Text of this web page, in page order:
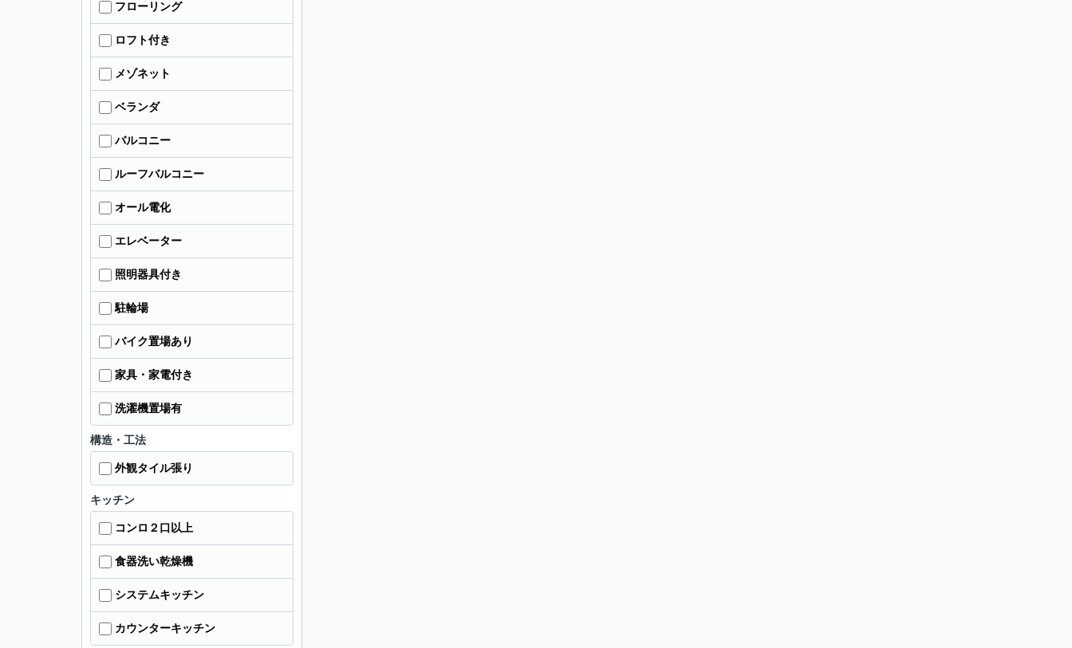
フローリング
ロフト付き
メゾネット
ベランダ
バルコニー
ルーフバルコニー
オール電化
エレベーター
照明器具付き
駐輪場
バイク置場あり
家具・家電付き
洗濯機置場有
構造・工法
外観タイル張り
キッチン
コンロ２口以上
食器洗い乾燥機
システムキッチン
カウンターキッチン